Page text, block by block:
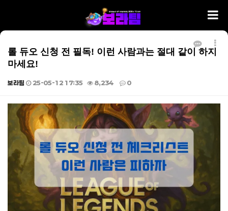
롤 듀오 신청 전 필독! 이런 사람과는 절대 같이 하지
마세요!
보라팀 25-05-12 17:35 8,234 0
본문